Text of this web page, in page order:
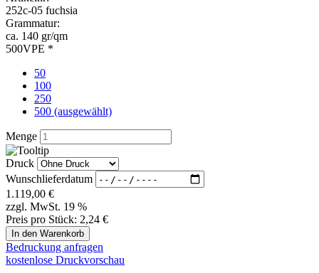
100% Fairtrade-Baumwolle
Diese Tragetaschen sind fuchsia und in weiteren vielen Farben
erhältlich. In dieser Stofftasche aus Baumwolle in der Größe
Farbe fuchsia sind mit kurze Henkel mit stabiler Kreuznaht und die
Innen-Nähte sind verkettelt. Diese Tragetaschen werden mit einer
Verpackungseinheit 500 Stück ausgeliefert. Gerne können diese
Tragetüten auch bedruckt werden.
Bedruckung ab 250 Stück
Suchen Sie eine Sondergröße ? Wir produzieren bereits ab 500
Stück jedes beliebige Format in einer Standard-Stoff-Farbe und ab
2.000 Stück ist sogar eine Sonder-Stoff-Einfärbung möglich.